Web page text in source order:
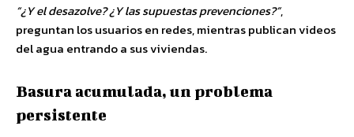
“¿Y el desazolve? ¿Y las supuestas prevenciones?”,
preguntan los usuarios en redes, mientras publican videos
del agua entrando a sus viviendas.
Basura acumulada, un problema
persistente